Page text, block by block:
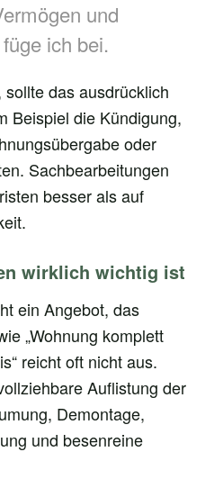
und
ich bei.
das ausdrücklich
Beispiel die Kündigung,
oder
Sachbearbeitungen
besser als auf
wirklich wichtig ist
ein Angebot, das
„Wohnung komplett
reicht oft nicht aus.
Auflistung der
Demontage,
und besenreine